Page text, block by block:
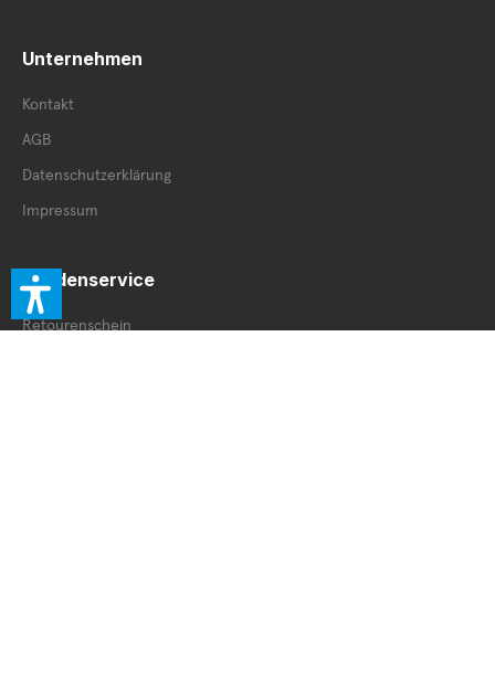
Unternehmen
Kontakt
AGB
Datenschutzerklärung
Impressum
Kundenservice
Retourenschein